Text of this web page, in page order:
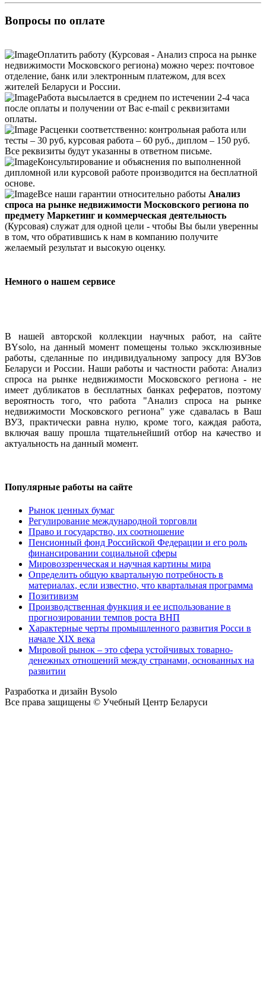
Вопросы по оплате
Оплатить работу (Курсовая - Анализ спроса на рынке
недвижимости Московского региона) можно через: почтовое
отделение, банк или электронным платежом, для всех
жителей Беларуси и России.
Работа высылается в среднем по истечении 2-4 часа
после оплаты и получении от Вас e-mail с реквизитами
оплаты.
Расценки соответственно: контрольная работа или
тесты – 30 руб, курсовая работа – 60 руб., диплом – 150 руб.
Все реквизиты будут указанны в ответном письме.
Консультирование и объяснения по выполненной
дипломной или курсовой работе производится на бесплатной
основе.
Все наши гарантии относительно работы Анализ
спроса на рынке недвижимости Московского региона по
предмету Маркетинг и коммерческая деятельность
(Курсовая) служат для одной цели - чтобы Вы были уверенны
в том, что обратившись к нам в компанию получите
желаемый результат и высокую оценку.
Немного о нашем сервисе
В нашей авторской коллекции научных работ, на сайте
BYsolo, на данный момент помещены только эксклюзивные
работы, сделанные по индивидуальному запросу для ВУЗов
Беларуси и России. Наши работы и частности работа: Анализ
спроса на рынке недвижимости Московского региона - не
имеет дубликатов в бесплатных банках рефератов, поэтому
вероятность того, что работа "Анализ спроса на рынке
недвижимости Московского региона" уже сдавалась в Ваш
ВУЗ, практически равна нулю, кроме того, каждая работа,
включая вашу прошла тщательнейший отбор на качество и
актуальность на данный момент.
Популярные работы на сайте
Рынок ценных бумаг
Регулирование международной торговли
Право и государство, их соотношение
Пенсионный фонд Российской Федерации и его роль
финансировании социальной сферы
Мировоззренческая и научная картины мира
Определить общую квартальную потребность в
материалах, если известно, что квартальная программа
Позитивизм
Производственная функция и ее использование в
прогнозировании темпов роста ВНП
Характерные черты промышленного развития Росси в
начале XIX века
Мировой рынок – это сфера устойчивых товарно-
денежных отношений между странами, основанных на
развитии
Разработка и дизайн Bysolo
Все права защищены © Учебный Центр Беларуси